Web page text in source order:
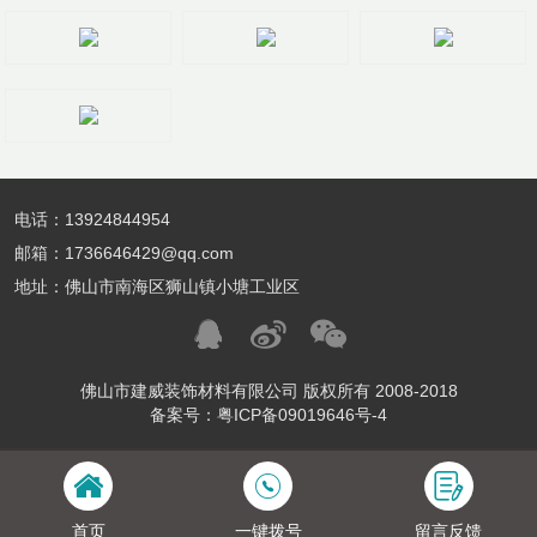
电话：13924844954
邮箱：1736646429@qq.com
地址：佛山市南海区狮山镇小塘工业区
佛山市建威装饰材料有限公司 版权所有 2008-2018
备案号：粤ICP备09019646号-4
首页 一键拨号 留言反馈